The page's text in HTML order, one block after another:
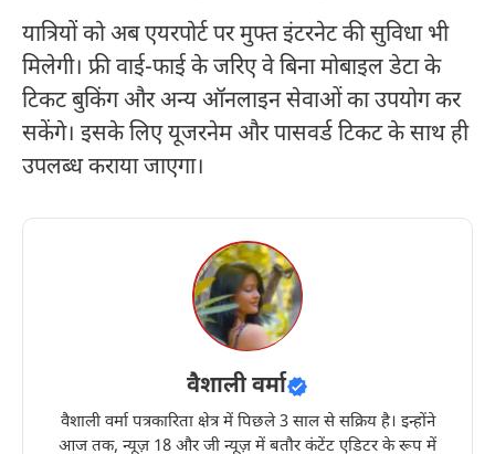
यात्रियों को अब एयरपोर्ट पर मुफ्त इंटरनेट की सुविधा भी
मिलेगी। फ्री वाई-फाई के जरिए वे बिना मोबाइल डेटा के
टिकट बुकिंग और अन्य ऑनलाइन सेवाओं का उपयोग कर
सकेंगे। इसके लिए यूजरनेम और पासवर्ड टिकट के साथ ही
उपलब्ध कराया जाएगा।
वैशाली वर्मा
वैशाली वर्मा पत्रकारिता क्षेत्र में पिछले 3 साल से सक्रिय है। इन्होंने
आज तक, न्यूज़ 18 और जी न्यूज़ में बतौर कंटेंट एडिटर के रूप में